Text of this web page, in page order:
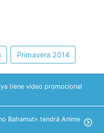
Primavera 2014
tiene video promocional
Bahamut» tendrá Anime